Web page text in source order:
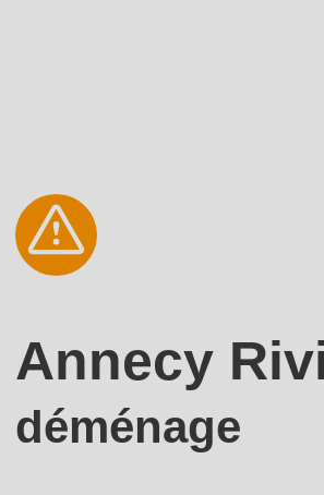
Annecy
déménage